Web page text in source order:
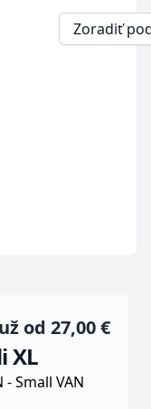
Zoradiť
už od 27,00 €
XL
Small VAN